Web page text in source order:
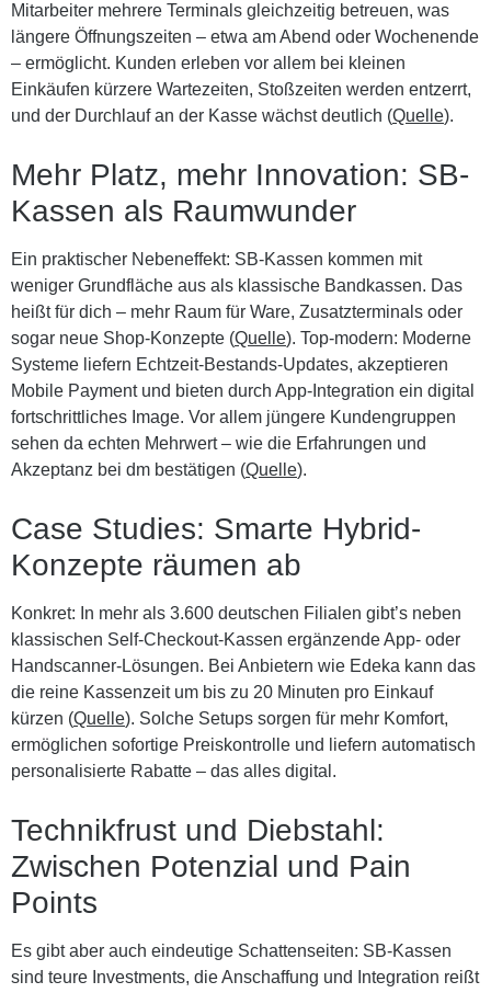
Mitarbeiter mehrere Terminals gleichzeitig betreuen, was
längere Öffnungszeiten – etwa am Abend oder Wochenende
– ermöglicht. Kunden erleben vor allem bei kleinen
Einkäufen kürzere Wartezeiten, Stoßzeiten werden entzerrt,
und der Durchlauf an der Kasse wächst deutlich (Quelle).
Mehr Platz, mehr Innovation: SB-
Kassen als Raumwunder
Ein praktischer Nebeneffekt: SB-Kassen kommen mit
weniger Grundfläche aus als klassische Bandkassen. Das
heißt für dich – mehr Raum für Ware, Zusatzterminals oder
sogar neue Shop-Konzepte (Quelle). Top-modern: Moderne
Systeme liefern Echtzeit-Bestands-Updates, akzeptieren
Mobile Payment und bieten durch App-Integration ein digital
fortschrittliches Image. Vor allem jüngere Kundengruppen
sehen da echten Mehrwert – wie die Erfahrungen und
Akzeptanz bei dm bestätigen (Quelle).
Case Studies: Smarte Hybrid-
Konzepte räumen ab
Konkret: In mehr als 3.600 deutschen Filialen gibt’s neben
klassischen Self-Checkout-Kassen ergänzende App- oder
Handscanner-Lösungen. Bei Anbietern wie Edeka kann das
die reine Kassenzeit um bis zu 20 Minuten pro Einkauf
kürzen (Quelle). Solche Setups sorgen für mehr Komfort,
ermöglichen sofortige Preiskontrolle und liefern automatisch
personalisierte Rabatte – das alles digital.
Technikfrust und Diebstahl:
Zwischen Potenzial und Pain
Points
Es gibt aber auch eindeutige Schattenseiten: SB-Kassen
sind teure Investments, die Anschaffung und Integration reißt